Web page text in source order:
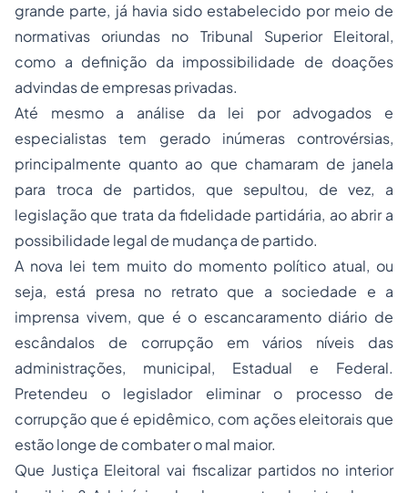
grande parte, já havia sido estabelecido por meio de
normativas oriundas no Tribunal Superior Eleitoral,
como a definição da impossibilidade de doações
advindas de empresas privadas.
Até mesmo a análise da lei por advogados e
especialistas tem gerado inúmeras controvérsias,
principalmente quanto ao que chamaram de janela
para troca de partidos, que sepultou, de vez, a
legislação que trata da fidelidade partidária, ao abrir a
possibilidade legal de mudança de partido.
A nova lei tem muito do momento político atual, ou
seja, está presa no retrato que a sociedade e a
imprensa vivem, que é o escancaramento diário de
escândalos de corrupção em vários níveis das
administrações, municipal, Estadual e Federal.
Pretendeu o legislador eliminar o processo de
corrupção que é epidêmico, com ações eleitorais que
estão longe de combater o mal maior.
Que Justiça Eleitoral vai fiscalizar partidos no interior